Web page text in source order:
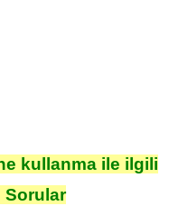
kullanma ile ilgili
Sorular